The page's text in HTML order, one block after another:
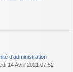
d'administration
14 Avril 2021 07:52